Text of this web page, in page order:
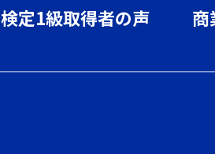
検定1級取得者の声 商